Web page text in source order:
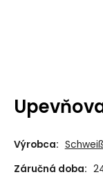
Výrobca:
Záručná doba: